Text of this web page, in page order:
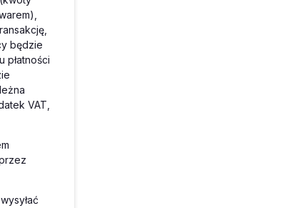
będzie
płatności
VAT,